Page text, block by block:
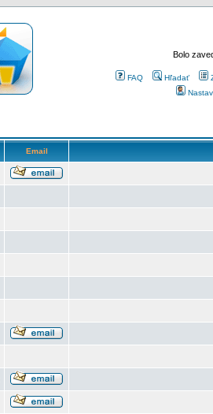
Bolo
FAQ Hľadať
Email